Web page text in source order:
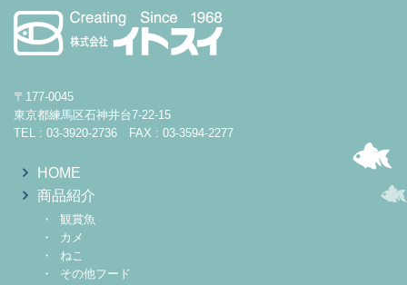
〒177-0045
東京都練馬区石神井台7-22-15
TEL : 03-3920-2736 FAX : 03-3594-2277
HOME
商品紹介
観賞魚
カメ
ねこ
その他フード